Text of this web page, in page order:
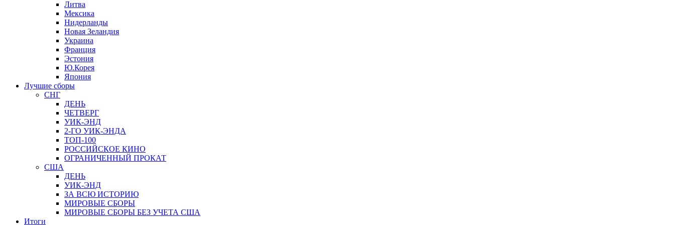
Литва
Мексика
Нидерланды
Новая Зеландия
Украина
Франция
Эстония
Ю.Корея
Япония
Лучшие сборы
СНГ
ДЕНЬ
ЧЕТВЕРГ
УИК-ЭНД
2-ГО УИК-ЭНДА
ТОП-100
РОССИЙСКОЕ КИНО
ОГРАНИЧЕННЫЙ ПРОКАТ
США
ДЕНЬ
УИК-ЭНД
ЗА ВСЮ ИСТОРИЮ
МИРОВЫЕ СБОРЫ
МИРОВЫЕ СБОРЫ БЕЗ УЧЕТА США
Итоги